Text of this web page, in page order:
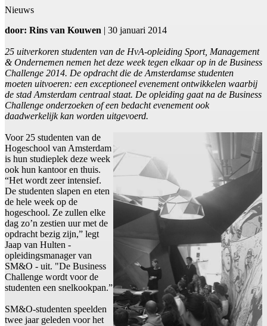
Nieuws
door: Rins van Kouwen | 30 januari 2014
25 uitverkoren studenten van de HvA-opleiding Sport, Management
& Ondernemen nemen het deze week tegen elkaar op in de Business
Challenge 2014. De opdracht die de Amsterdamse studenten
moeten uitvoeren: een exceptioneel evenement ontwikkelen waarbij
de stad Amsterdam centraal staat. De opleiding gaat na de Business
Challenge onderzoeken of een bedacht evenement ook
daadwerkelijk kan worden uitgevoerd.
Voor 25 studenten van de
Hogeschool van Amsterdam
is hun studieplek deze week
ook hun kantoor en thuis.
“Het wordt zeer intensief.
De studenten slapen en eten
de hele week op de
hogeschool. Ze zullen elke
dag zo’n zestien uur met de
opdracht bezig zijn,” legt
Jaap van Hulten -
opleidingsmanager van
SM&O - uit. "De Business
Challenge wordt voor de
studenten een snelkookpan.”
SM&O-studenten speelden
twee jaar geleden voor het